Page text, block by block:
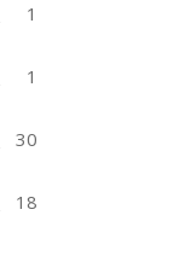
1
1
30
18